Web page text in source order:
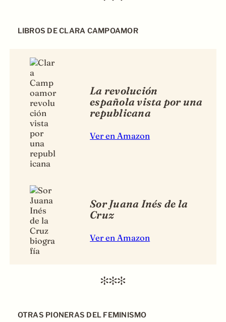
LIBROS DE CLARA CAMPOAMOR
La revolución
española vista por una
republicana
Ver en Amazon
Sor Juana Inés de la
Cruz
Ver en Amazon
OTRAS PIONERAS DEL FEMINISMO